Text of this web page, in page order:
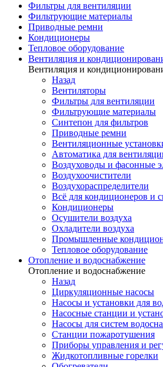
Фильтры для вентиляции
Фильтрующие материалы
Приводные ремни
Кондиционеры
Тепловое оборудование
Вентиляция и
Вентиляция и
Назад
Вентиляторы
Фильтры для вентиляции
Фильтрующие материалы
Синтепон для фильтров
Приводные ремни
Вентиляционные
Автоматика для
Воздуховоды и фасонные
Воздухоочистители
Воздухораспределители
Всё для кондиционеров и
Кондиционеры
Осушители воздуха
Охладители воздуха
Промышленные
Тепловое оборудование
Отопление и водоснабжение
Отопление и водоснабжение
Назад
Циркуляционные насосы
Насосы и установки для
Насосные станции и
Насосы для систем
Станции пожаротушения
Приборы управления и
Жидкотопливные горелки